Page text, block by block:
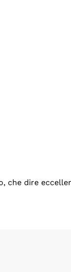
che dire